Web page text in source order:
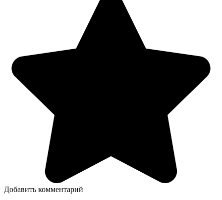
Добавить комментарий